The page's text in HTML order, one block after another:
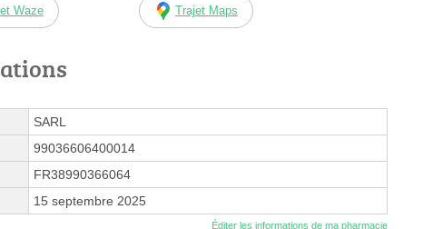
Waze Trajet Maps
SARL
99036606400014
FR38990366064
15 septembre 2025
Éditer les informations de ma pharmacie